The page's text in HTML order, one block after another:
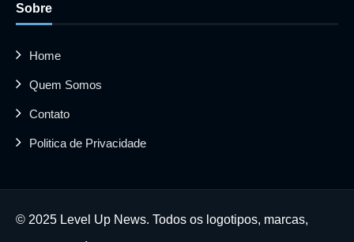
Sobre
Home
Quem Somos
Contato
Politica de Privacidade
© 2025 Level Up News. Todos os logotipos, marcas,